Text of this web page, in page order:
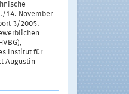
14. November
3/2005.
Institut für
Augustin